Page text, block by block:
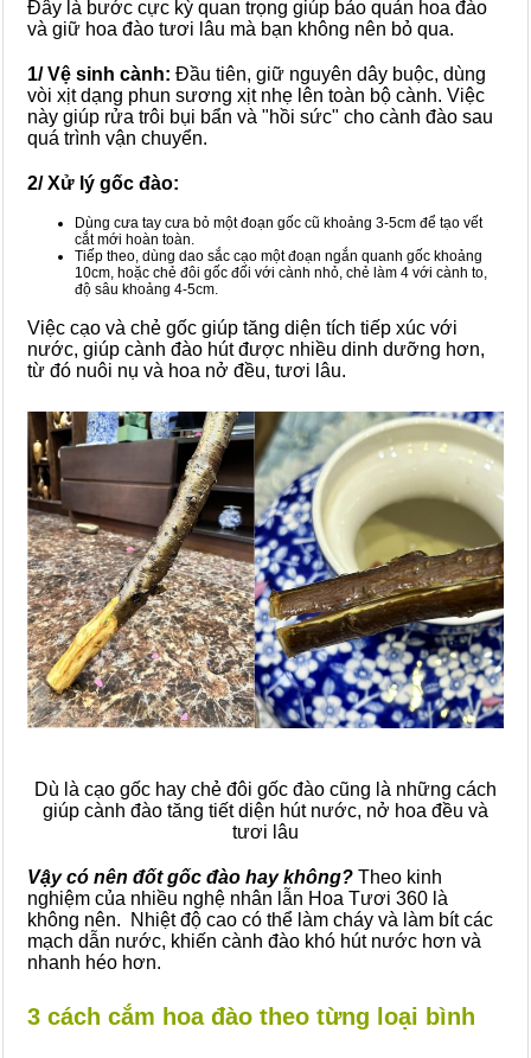
Đây là bước cực kỳ quan trọng giúp bảo quản hoa đào
và giữ hoa đào tươi lâu mà bạn không nên bỏ qua.
1/ Vệ sinh cành: Đầu tiên, giữ nguyên dây buộc, dùng
vòi xịt dạng phun sương xịt nhẹ lên toàn bộ cành. Việc
này giúp rửa trôi bụi bẩn và "hồi sức" cho cành đào sau
quá trình vận chuyển.
2/ Xử lý gốc đào:
Dùng cưa tay cưa bỏ một đoạn gốc cũ khoảng 3-5cm để tạo vết
cắt mới hoàn toàn.
Tiếp theo, dùng dao sắc cạo một đoạn ngắn quanh gốc khoảng
10cm, hoặc chẻ đôi gốc đối với cành nhỏ, chẻ làm 4 với cành to,
độ sâu khoảng 4-5cm.
Việc cạo và chẻ gốc giúp tăng diện tích tiếp xúc với
nước, giúp cành đào hút được nhiều dinh dưỡng hơn,
từ đó nuôi nụ và hoa nở đều, tươi lâu.
Dù là cạo gốc hay chẻ đôi gốc đào cũng là những cách
giúp cành đào tăng tiết diện hút nước, nở hoa đều và
tươi lâu
Vậy có nên đốt gốc đào hay không? Theo kinh
nghiệm của nhiều nghệ nhân lẫn Hoa Tươi 360 là
không nên. Nhiệt độ cao có thể làm cháy và làm bít các
mạch dẫn nước, khiến cành đào khó hút nước hơn và
nhanh héo hơn.
3 cách cắm hoa đào theo từng loại bình